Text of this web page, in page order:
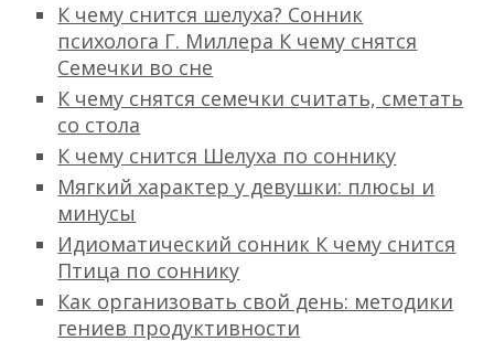
К чему снится шелуха? Сонник
психолога Г. Миллера К чему снятся
Семечки во сне
К чему снятся семечки считать, сметать
со стола
К чему снится Шелуха по соннику
Мягкий характер у девушки: плюсы и
минусы
Идиоматический сонник К чему снится
Птица по соннику
Как организовать свой день: методики
гениев продуктивности